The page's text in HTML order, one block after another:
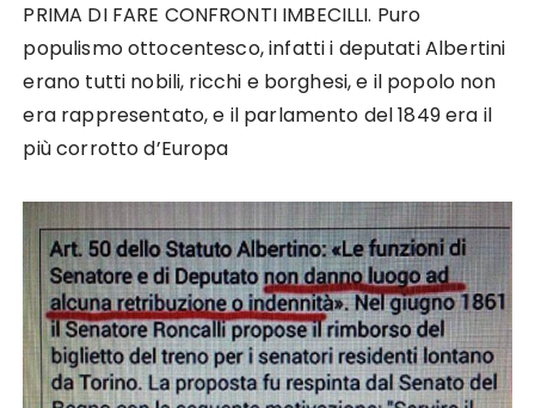
PRIMA DI FARE CONFRONTI IMBECILLI. Puro
populismo ottocentesco, infatti i deputati Albertini
erano tutti nobili, ricchi e borghesi, e il popolo non
era rappresentato, e il parlamento del 1849 era il
più corrotto d’Europa